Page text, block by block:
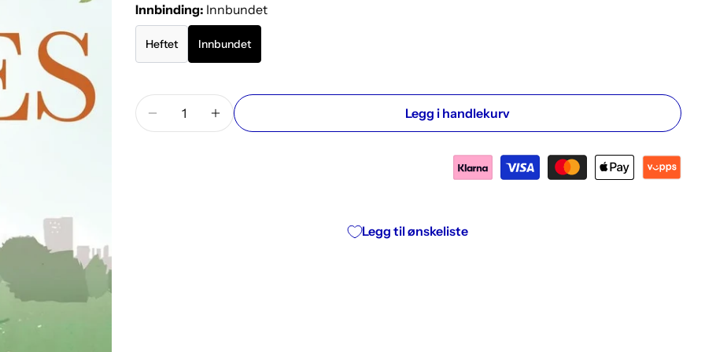
Innbinding: Innbundet
Heftet Innbundet
Mengde
Reduser antallet for Hestekunstneren
Øk antallet for Hestekunstneren
Legg i handlekurv
Legg til ønskeliste